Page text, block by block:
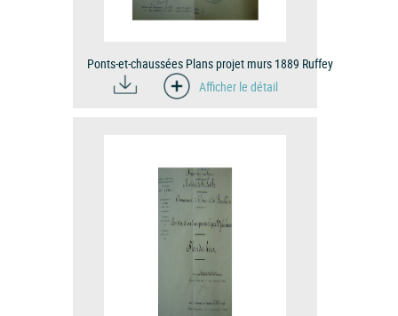
Ponts-et-chaussées Plans projet murs 1889 Ruffey
Afficher le détail